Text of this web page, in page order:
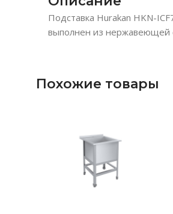
Подставка Hurakan HKN-
выполнен из нержавеющей
Похожие товары